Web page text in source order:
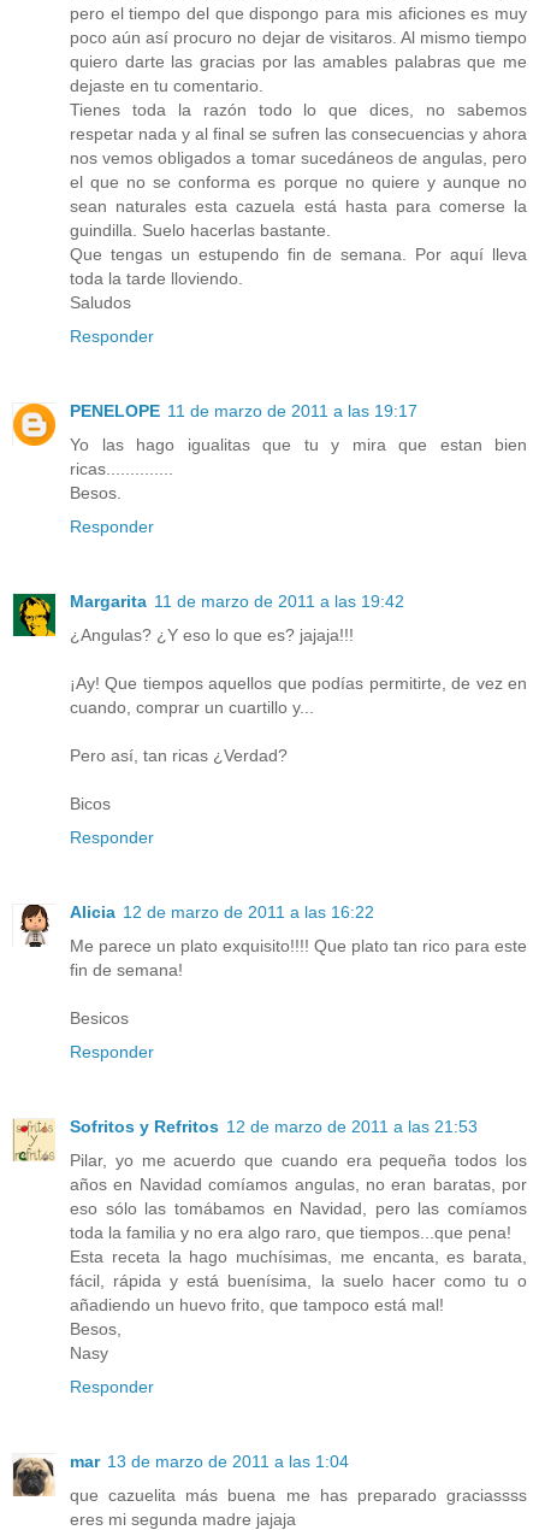
pero el tiempo del que dispongo para mis aficiones es muy
poco aún así procuro no dejar de visitaros. Al mismo tiempo
quiero darte las gracias por las amables palabras que me
dejaste en tu comentario.
Tienes toda la razón todo lo que dices, no sabemos
respetar nada y al final se sufren las consecuencias y ahora
nos vemos obligados a tomar sucedáneos de angulas, pero
el que no se conforma es porque no quiere y aunque no
sean naturales esta cazuela está hasta para comerse la
guindilla. Suelo hacerlas bastante.
Que tengas un estupendo fin de semana. Por aquí lleva
toda la tarde lloviendo.
Saludos
Responder
PENELOPE 11 de marzo de 2011 a las 19:17
Yo las hago igualitas que tu y mira que estan bien
ricas..............
Besos.
Responder
Margarita 11 de marzo de 2011 a las 19:42
¿Angulas? ¿Y eso lo que es? jajaja!!!
¡Ay! Que tiempos aquellos que podías permitirte, de vez en
cuando, comprar un cuartillo y...
Pero así, tan ricas ¿Verdad?
Bicos
Responder
Alicia 12 de marzo de 2011 a las 16:22
Me parece un plato exquisito!!!! Que plato tan rico para este
fin de semana!
Besicos
Responder
Sofritos y Refritos 12 de marzo de 2011 a las 21:53
Pilar, yo me acuerdo que cuando era pequeña todos los
años en Navidad comíamos angulas, no eran baratas, por
eso sólo las tomábamos en Navidad, pero las comíamos
toda la familia y no era algo raro, que tiempos...que pena!
Esta receta la hago muchísimas, me encanta, es barata,
fácil, rápida y está buenísima, la suelo hacer como tu o
añadiendo un huevo frito, que tampoco está mal!
Besos,
Nasy
Responder
mar 13 de marzo de 2011 a las 1:04
que cazuelita más buena me has preparado graciassss
eres mi segunda madre jajaja